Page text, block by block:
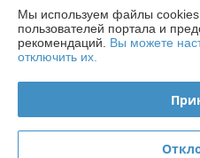
Контакты
Доставка и оплата
Мы используем файлы cookies
пользователей портала и
рекомендаций. Вы можете
отключить их.